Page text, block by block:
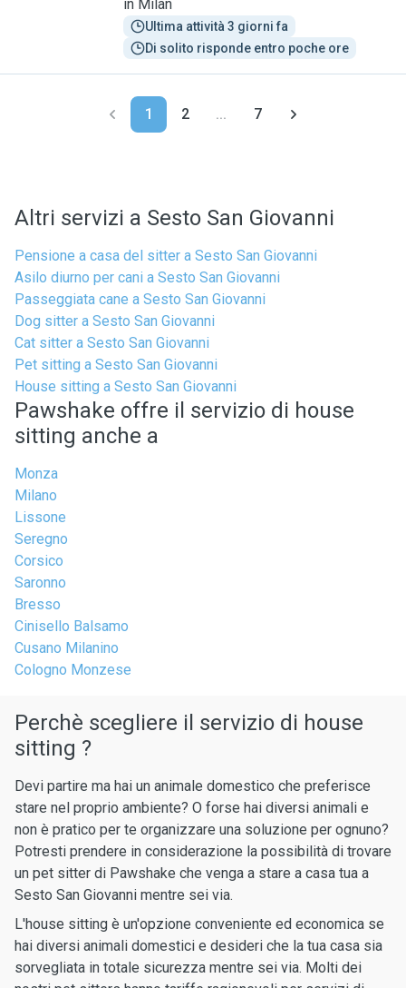
in Milan
Ultima attività 3 giorni fa
Di solito risponde entro poche ore
1 2 ... 7
Altri servizi a Sesto San Giovanni
Pensione a casa del sitter a Sesto San Giovanni
Asilo diurno per cani a Sesto San Giovanni
Passeggiata cane a Sesto San Giovanni
Dog sitter a Sesto San Giovanni
Cat sitter a Sesto San Giovanni
Pet sitting a Sesto San Giovanni
House sitting a Sesto San Giovanni
Pawshake offre il servizio di house
sitting anche a
Monza
Milano
Lissone
Seregno
Corsico
Saronno
Bresso
Cinisello Balsamo
Cusano Milanino
Cologno Monzese
Perchè scegliere il servizio di house
sitting ?
Devi partire ma hai un animale domestico che preferisce
stare nel proprio ambiente? O forse hai diversi animali e
non è pratico per te organizzare una soluzione per ognuno?
Potresti prendere in considerazione la possibilità di trovare
un pet sitter di Pawshake che venga a stare a casa tua a
Sesto San Giovanni mentre sei via.
L'house sitting è un'opzione conveniente ed economica se
hai diversi animali domestici e desideri che la tua casa sia
sorvegliata in totale sicurezza mentre sei via. Molti dei